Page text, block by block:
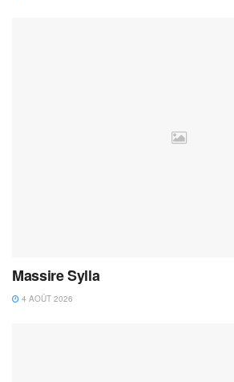
Massire Sylla
4 AOÛT 2026